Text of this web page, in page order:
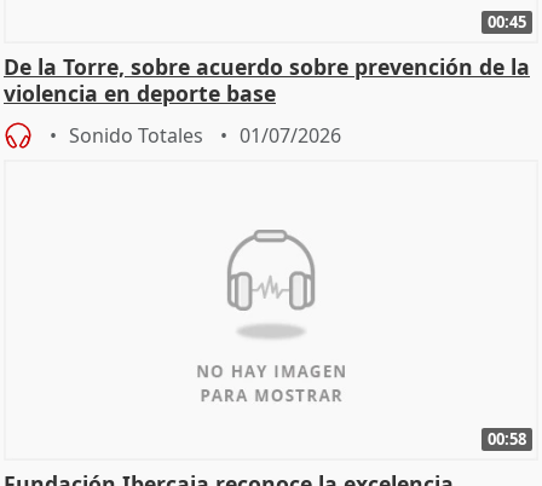
00:45
De la Torre, sobre acuerdo sobre prevención de la
violencia en deporte base
Sonido Totales 01/07/2026
00:58